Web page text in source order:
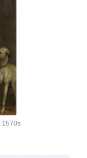
1570s